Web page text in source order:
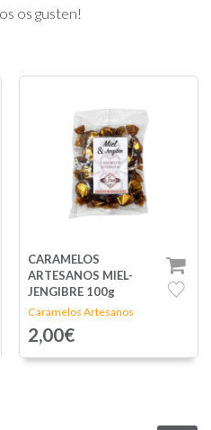
os gusten!
CARAMELOS
ARTESANOS MIEL
NARANJA-CÚRCUMA
100g
Caramelos Artesanos
2,00€